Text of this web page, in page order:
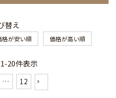
替え
格が安い順 価格が高い順
1-20件表示
… 12